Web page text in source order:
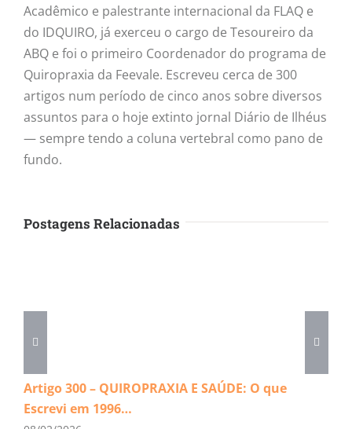
Acadêmico e palestrante internacional da FLAQ e
do IDQUIRO, já exerceu o cargo de Tesoureiro da
ABQ e foi o primeiro Coordenador do programa de
Quiropraxia da Feevale. Escreveu cerca de 300
artigos num período de cinco anos sobre diversos
assuntos para o hoje extinto jornal Diário de Ilhéus
— sempre tendo a coluna vertebral como pano de
fundo.
Postagens Relacionadas
Artigo 300 – QUIROPRAXIA E SAÚDE: O que
Escrevi em 1996…